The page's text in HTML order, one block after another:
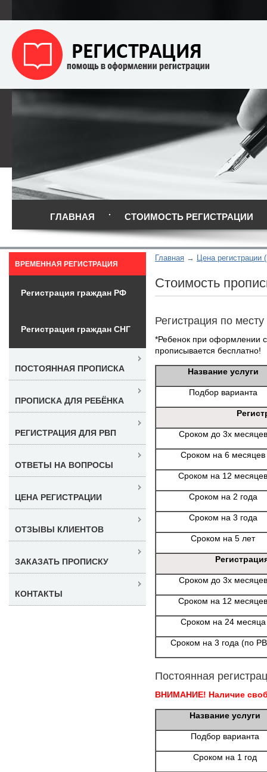
ГЛАВНАЯ СТОИМОСТЬ РЕГИСТРАЦИИ
Главная Цена регистрации
Стоимость
Регистрация по
*Ребенок при оформлении
прописывается бесплатно!
Название услуги
Подбор варианта
Сроком до 3х месяцев
Сроком на 6 месяцев
Сроком на 12 месяцев
Сроком на 2 года
Сроком на 3 года
Сроком на 5 лет
Сроком до 3х месяцев
Сроком на 12 месяцев
Сроком на 24 месяца
Сроком на 3 года (по
Постоянная
ВНИМАНИЕ! Наличие
Название услуги
Подбор варианта
Сроком на 1 год
ВРЕМЕННАЯ РЕГИСТРАЦИЯ
Регистрация граждан РФ
Регистрация граждан СНГ
ПОСТОЯННАЯ ПРОПИСКА
ПРОПИСКА ДЛЯ РЕБЁНКА
РЕГИСТРАЦИЯ ДЛЯ РВП
ОТВЕТЫ НА ВОПРОСЫ
ЦЕНА РЕГИСТРАЦИИ
ОТЗЫВЫ КЛИЕНТОВ
ЗАКАЗАТЬ ПРОПИСКУ
КОНТАКТЫ